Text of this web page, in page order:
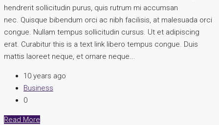
hendrerit sollicitudin purus, quis rutrum mi accumsan
nec. Quisque bibendum orci ac nibh facilisis, at malesuada orci
congue. Nullam tempus sollicitudin cursus. Ut et adipiscing
erat. Curabitur this is a text link libero tempus congue. Duis
mattis laoreet neque, et ornare neque...
10 years ago
Business
0
Read More